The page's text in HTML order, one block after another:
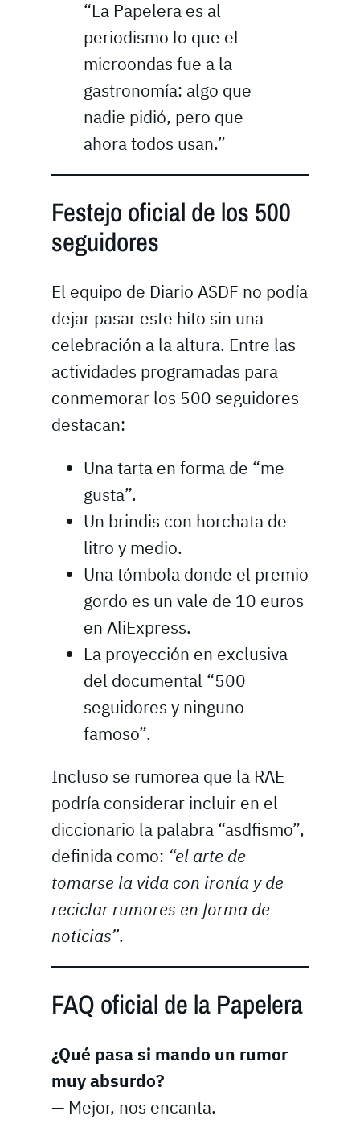
“La Papelera es al
periodismo lo que el
microondas fue a la
gastronomía: algo que
nadie pidió, pero que
ahora todos usan.”
Festejo oficial de los 500
seguidores
El equipo de Diario ASDF no podía
dejar pasar este hito sin una
celebración a la altura. Entre las
actividades programadas para
conmemorar los 500 seguidores
destacan:
Una tarta en forma de “me
gusta”.
Un brindis con horchata de
litro y medio.
Una tómbola donde el premio
gordo es un vale de 10 euros
en AliExpress.
La proyección en exclusiva
del documental “500
seguidores y ninguno
famoso”.
Incluso se rumorea que la RAE
podría considerar incluir en el
diccionario la palabra “asdfismo”,
definida como: “el arte de
tomarse la vida con ironía y de
reciclar rumores en forma de
noticias”.
FAQ oficial de la Papelera
¿Qué pasa si mando un rumor
muy absurdo?
— Mejor, nos encanta.